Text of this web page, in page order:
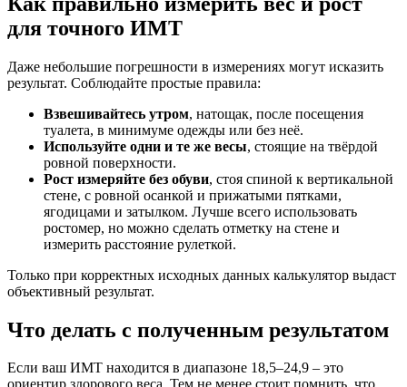
для точного ИМТ
Даже небольшие погрешности в измерениях могут исказить
результат. Соблюдайте простые правила:
Взвешивайтесь утром, натощак, после посещения
туалета, в минимуме одежды или без неё.
Используйте одни и те же весы, стоящие на твёрдой
ровной поверхности.
Рост измеряйте без обуви, стоя спиной к вертикальной
стене, с ровной осанкой и прижатыми пятками,
ягодицами и затылком. Лучше всего использовать
ростомер, но можно сделать отметку на стене и
измерить расстояние рулеткой.
Только при корректных исходных данных калькулятор выдаст
объективный результат.
Что делать с полученным результатом
Если ваш ИМТ находится в диапазоне 18,5–24,9 – это